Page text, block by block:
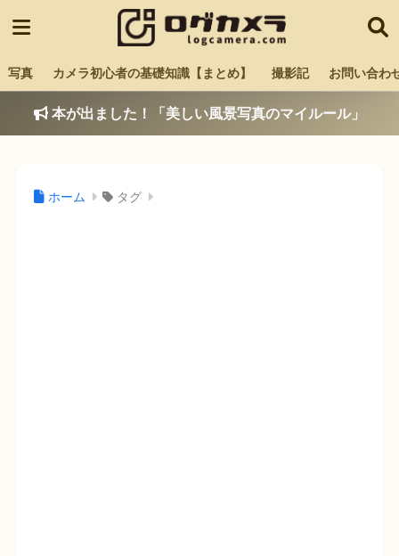
写真 カメラ初心者の基礎知識【まとめ】 撮影記 お問い合わ
本が出ました！「美しい風景写真のマイルール」
ホーム タグ